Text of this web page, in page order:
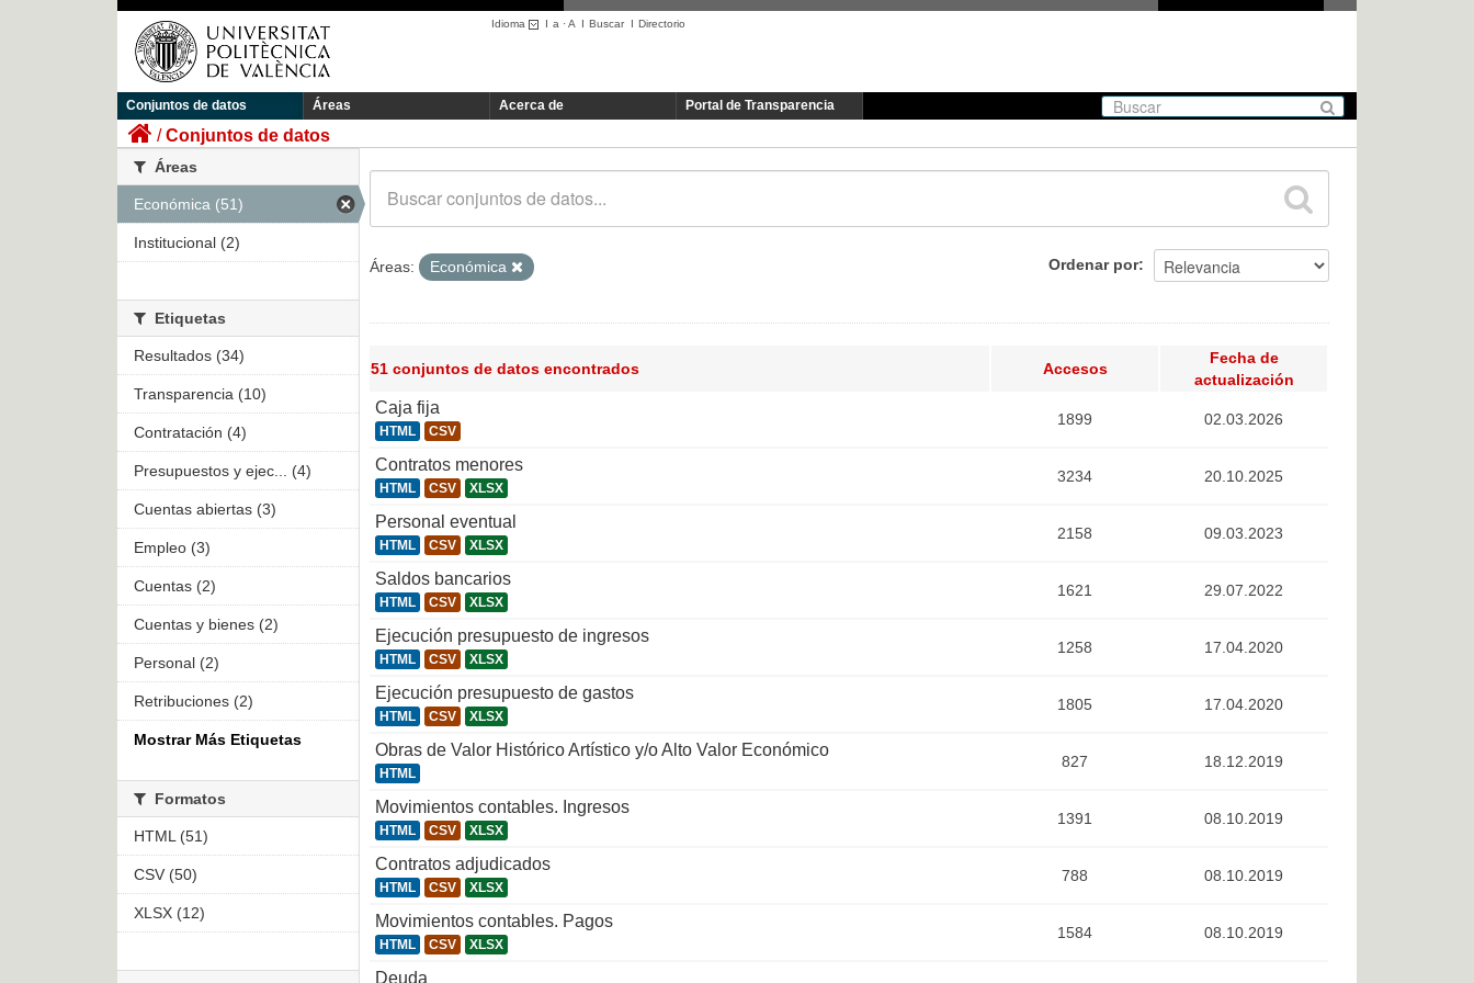
Idioma I a ·A I BuscarI Directorio
Conjuntos de datos Áreas Acerca de Portal de Transparencia
Conjuntos de datos
Ordenar por
Áreas: Económica
51 conjuntos de datos encontrados Accesos
Fecha de
actualización
Caja fija
HTML CSV
1899 02.03.2026
Contratos menores
HTML CSV XLSX
3234 20.10.2025
Personal eventual
HTML CSV XLSX
2158 09.03.2023
Saldos bancarios
HTML CSV XLSX
1621 29.07.2022
Ejecución presupuesto de ingresos
HTML CSV XLSX
1258 17.04.2020
Ejecución presupuesto de gastos
HTML CSV XLSX
1805 17.04.2020
Obras de Valor Histórico Artístico y/o Alto Valor Económico
HTML
827 18.12.2019
Movimientos contables. Ingresos
HTML CSV XLSX
1391 08.10.2019
Contratos adjudicados
HTML CSV XLSX
788 08.10.2019
Movimientos contables. Pagos
HTML CSV XLSX
1584 08.10.2019
Deuda
Áreas
Económica (51)
Institucional (2)
Etiquetas
Resultados (34)
Transparencia (10)
Contratación (4)
Presupuestos y ejec... (4)
Cuentas abiertas (3)
Empleo (3)
Cuentas (2)
Cuentas y bienes (2)
Personal (2)
Retribuciones (2)
Mostrar Más Etiquetas
Formatos
HTML (51)
CSV (50)
XLSX (12)